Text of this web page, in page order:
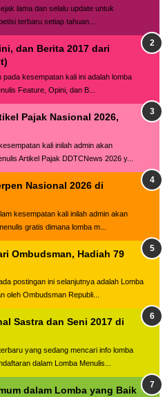
lama dan selalu update untuk
terbaru setiap tahuan...
dan Berita 2017 dari
kesempatan kali ini adalah lomba
Feature, Opini, dan B...
Pajak Nasional 2026,
kali inilah admin akan
Artikel Pajak DDTCNews 2026 y...
Nasional 2026 di
kesempatan kali inilah admin akan
gratis dimana lomba m...
Ombudsman, Hadiah 79
postingan ini selanjutnya adalah Lomba
oleh Ombudsman Republi...
Sastra dan Seni 2017 di
yang sedang mencari info lomba
dalam Lomba Menulis...
dalam Lomba yang Baik